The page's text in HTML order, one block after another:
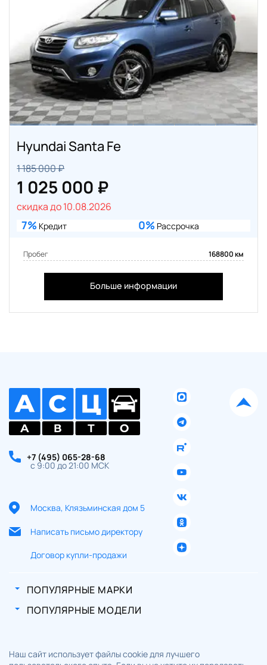
Hyundai Santa Fe
1 185 000 ₽
1 025 000 ₽
скидка до 10.08.2026
7% Кредит 0% Рассрочка
Пробег 168800 км
Больше информации
+7 (495) 065-28-68
с 9:00 до 21:00 МСК
Москва, Клязьминская дом 5
Написать письмо директору
Договор купли-продажи
ПОПУЛЯРНЫЕ МАРКИ
ПОПУЛЯРНЫЕ МОДЕЛИ
Наш сайт использует файлы cookie для лучшего